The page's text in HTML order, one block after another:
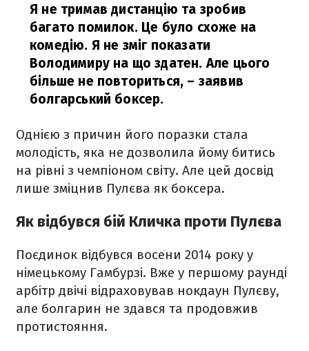
Я не тримав дистанцію та зробив
багато помилок. Це було схоже на
комедію. Я не зміг показати
Володимиру на що здатен. Але цього
більше не повториться, – заявив
болгарський боксер.
Однією з причин його поразки стала
молодість, яка не дозволила йому битись
на рівні з чемпіоном світу. Але цей досвід
лише зміцнив Пулєва як боксера.
Як відбувся бій Кличка проти Пулєва
Поєдинок відбувся восени 2014 року у
німецькому Гамбурзі. Вже у першому раунді
арбітр двічі відраховував нокдаун Пулєву,
але болгарин не здався та продовжив
протистояння.